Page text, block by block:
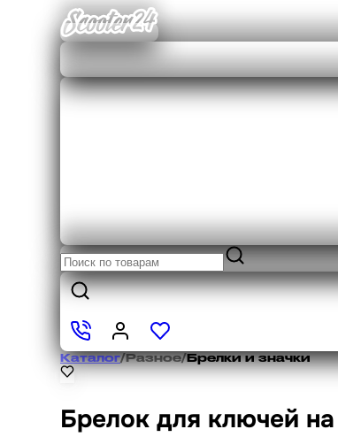
Каталог/Разное/Брелки и значки
Брелок для ключей